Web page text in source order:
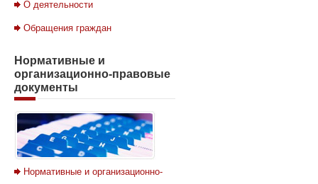
О деятельности
Обращения граждан
Нормативные и
организационно-правовые
документы
Нормативные и организационно-